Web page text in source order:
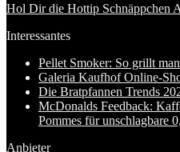
Hol Dir die Hottip Schnäppchen
Interessantes
Pellet Smoker: So grillt
Galeria Kaufhof Online-
Die Bratpfannen Trends
McDonalds Feedback:
Pommes für unschlagbare
Anbieter